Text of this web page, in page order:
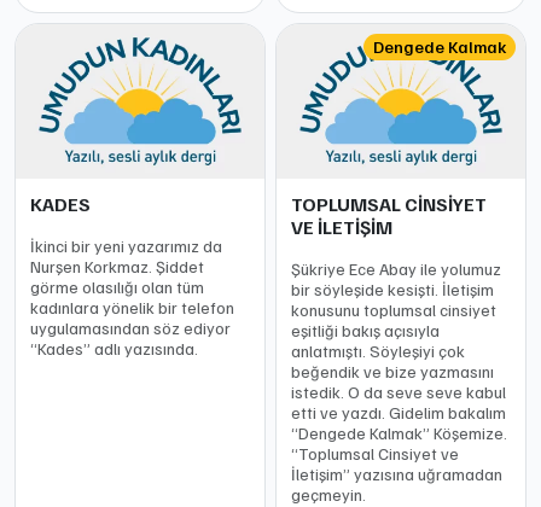
KADES
İkinci bir yeni yazarımız da
Nurşen Korkmaz. Şiddet
görme olasılığı olan tüm
kadınlara yönelik bir telefon
uygulamasından söz ediyor
“Kades” adlı yazısında.
Dengede Kalmak
TOPLUMSAL CİNSİYET
VE İLETİŞİM
Şükriye Ece Abay ile yolumuz
bir söyleşide kesişti. İletişim
konusunu toplumsal cinsiyet
eşitliği bakış açısıyla
anlatmıştı. Söyleşiyi çok
beğendik ve bize yazmasını
istedik. O da seve seve kabul
etti ve yazdı. Gidelim bakalım
“Dengede Kalmak” Köşemize.
“Toplumsal Cinsiyet ve
İletişim” yazısına uğramadan
geçmeyin.